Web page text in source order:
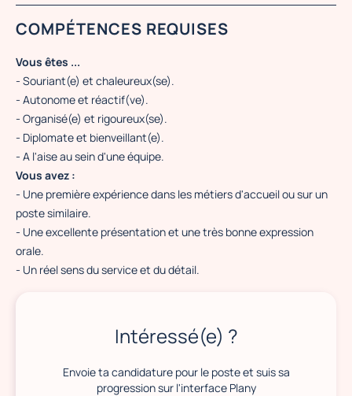
COMPÉTENCES REQUISES
Vous êtes ...
- Souriant(e) et chaleureux(se).
- Autonome et réactif(ve).
- Organisé(e) et rigoureux(se).
- Diplomate et bienveillant(e).
- A l'aise au sein d'une équipe.
Vous avez :
- Une première expérience dans les métiers d'accueil ou sur un
poste similaire.
- Une excellente présentation et une très bonne expression
orale.
- Un réel sens du service et du détail.
Intéressé(e) ?
Envoie ta candidature pour le poste et suis sa
progression sur l'interface Plany